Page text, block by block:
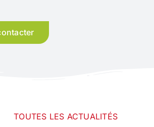
TOUTES LES ACTUALITÉS